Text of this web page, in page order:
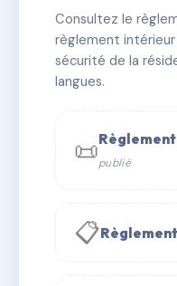
Mirabeau
✓ Immatriculée 🏠
✉ Email
Consultez le
règlement
sécurité de la
langues.
📜publié
📋